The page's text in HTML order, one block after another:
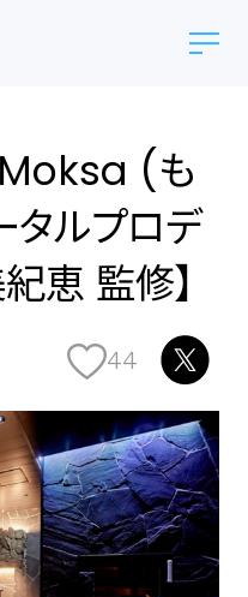
Moksa (も
タルプロデ
恵 監修】
44